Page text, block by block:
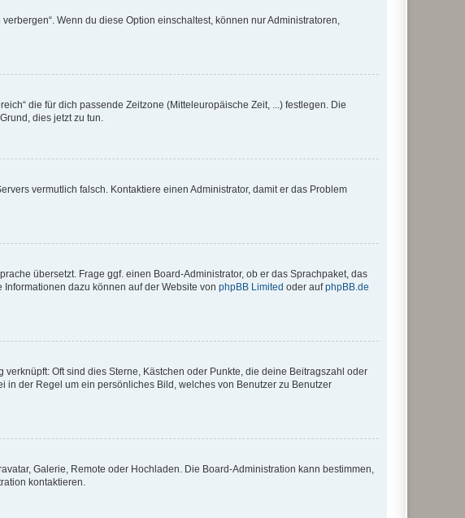
Wenn du diese Option einschaltest, können nur Administratoren,
die für dich passende Zeitzone (Mitteleuropäische Zeit, ...) festlegen. Die
dies jetzt zu tun.
vermutlich falsch. Kontaktiere einen Administrator, damit er das Problem
übersetzt. Frage ggf. einen Board-Administrator, ob er das Sprachpaket, das
dazu können auf der Website von phpBB Limited oder aufphpBB.de
Oft sind dies Sterne, Kästchen oder Punkte, die deine Beitragszahl oder
in der Regel um ein persönliches Bild, welches von Benutzer zu Benutzer
Galerie, Remote oder Hochladen. Die Board-Administration kann bestimmen,
kontaktieren.